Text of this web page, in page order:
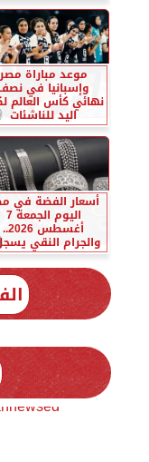
موعد مباراة مصر
وإسبانيا في
نهائي كأس العالم
اليد للناشئات
أسعار الفضة في
اليوم الجمعة 7
أغسطس 2026..
والجرام النقي